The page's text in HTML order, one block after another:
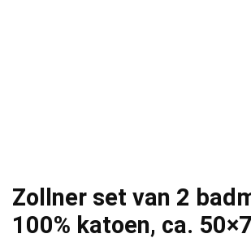
Zollner set van 2
100% katoen, ca.